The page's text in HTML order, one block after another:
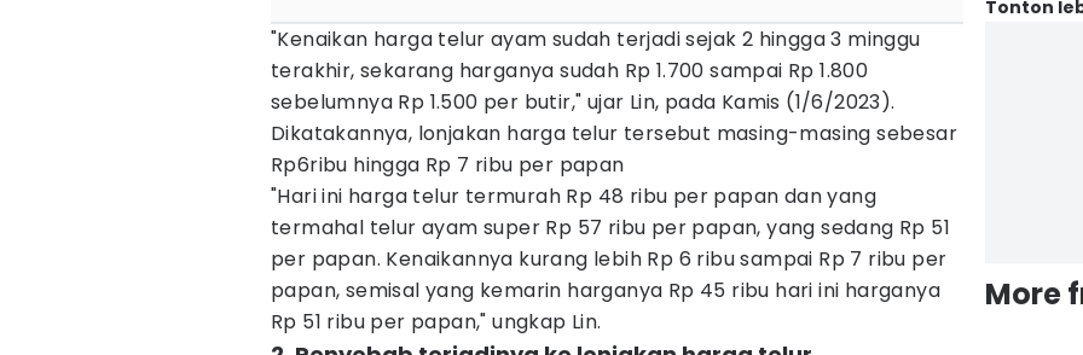
"Kenaikan harga telur ayam sudah terjadi sejak 2 hingga 3 minggu
terakhir, sekarang harganya sudah Rp 1.700 sampai Rp 1.800
sebelumnya Rp 1.500 per butir," ujar Lin, pada Kamis (1/6/2023).
Dikatakannya, lonjakan harga telur tersebut masing-masing sebesar
Rp6ribu hingga Rp 7 ribu per papan
"Hari ini harga telur termurah Rp 48 ribu per papan dan yang
termahal telur ayam super Rp 57 ribu per papan, yang sedang Rp 51
per papan. Kenaikannya kurang lebih Rp 6 ribu sampai Rp 7 ribu per
papan, semisal yang kemarin harganya Rp 45 ribu hari ini harganya
Rp 51 ribu per papan," ungkap Lin.
Tonton
More